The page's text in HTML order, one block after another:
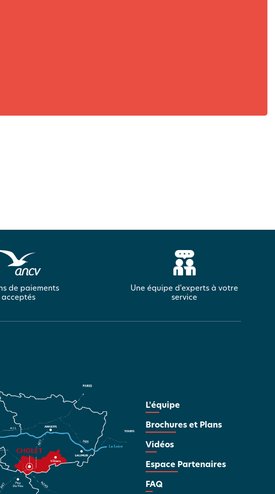
de paiements
acceptés
Une équipe d'experts à votre
service
L'équipe
Brochures et Plans
Vidéos
Espace Partenaires
FAQ